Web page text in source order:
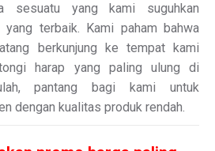
sesuatu yang kami suguhkan
yang terbaik. Kami paham bahwa
berkunjung ke tempat kami
harap yang paling ulung di
pantang bagi kami untuk
dengan kualitas produk rendah.